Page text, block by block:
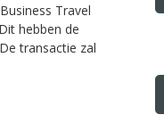
Travel
hebben de
transactie zal